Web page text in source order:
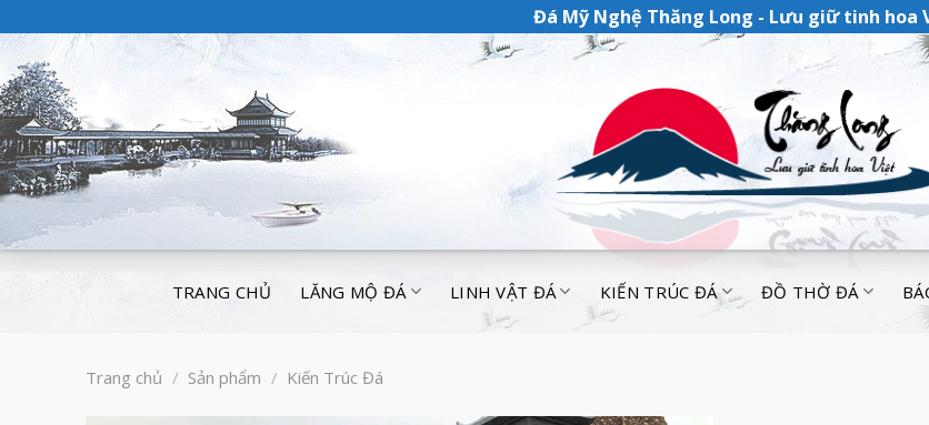
Đá Mỹ Nghệ Thăng Long - Lưu giữ tinh hoa
TRANG CHỦ LĂNG MỘ ĐÁ LINH VẬT ĐÁ KIẾN TRÚC ĐÁ ĐỒ THỜ ĐÁ
Trang chủ / Sản phẩm / Kiến Trúc Đá